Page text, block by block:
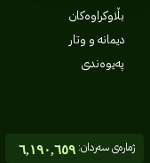
بڵاوکراوەکان
دیمانە و وتار
پەیوەندی
ژمارەی سەردان:٦,١٩٠,٦٥٩